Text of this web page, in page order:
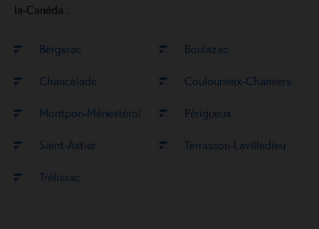
la-Canéda :
Bergerac Boulazac
Chancelade Coulounieix-Chamiers
Montpon-Ménestérol Périgueux
Saint-Astier Terrasson-Lavilledieu
Trélissac